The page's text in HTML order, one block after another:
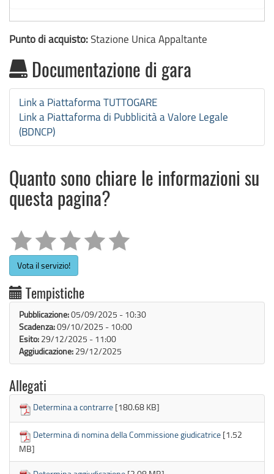
Punto di acquisto:Stazione Unica Appaltante
Documentazione di gara
Link a Piattaforma TUTTOGARE
Link a Piattaforma di Pubblicità a Valore Legale
(BDNCP)
Quanto sono chiare le informazioni su
questa pagina?
Vota il servizio!
Tempistiche
Pubblicazione:05/09/2025 - 10:30
Scadenza:09/10/2025 - 10:00
Esito: 29/12/2025 - 11:00
Aggiudicazione: 29/12/2025
Allegati
Determina a contrarre [180.68 KB]
Determina di nomina della Commissione giudicatrice [1.52
MB]